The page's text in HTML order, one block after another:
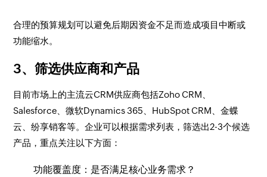
合理的预算规划可以避免后期因资金不足而造成项目中断或
功能缩水。
3、筛选供应商和产品
目前市场上的主流云CRM供应商包括Zoho CRM、
Salesforce、微软Dynamics 365、HubSpot CRM、金蝶
云、纷享销客等。企业可以根据需求列表，筛选出2-3个候选
产品，重点关注以下方面：
功能覆盖度：是否满足核心业务需求？